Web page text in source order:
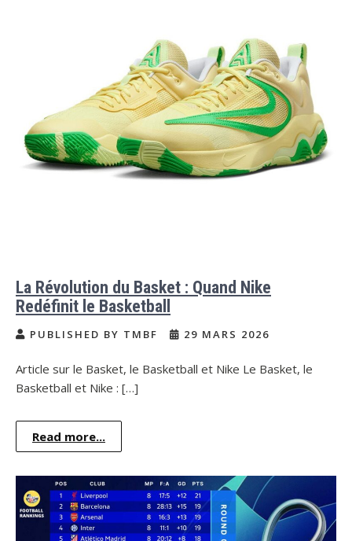
La Révolution du Basket : Quand Nike
Redéfinit le Basketball
PUBLISHED BY TMBF 29 MARS 2026
Article sur le Basket, le Basketball et Nike Le Basket, le
Basketball et Nike : […]
Read more...